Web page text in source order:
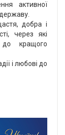
активної
добра і
через які
кращого
і любові до